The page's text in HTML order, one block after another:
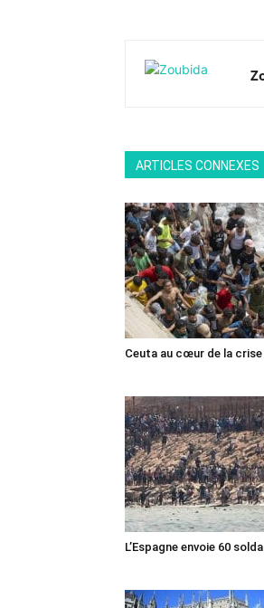
ARTICLES CONNEXES
Ceuta au cœur de la
L’Espagne envoie 60